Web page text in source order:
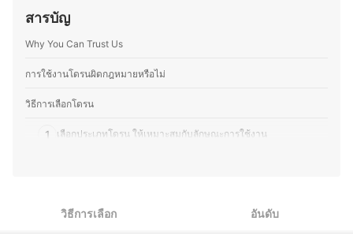
การใช้งานจริง และความคุ้มค่าของผลิตภัณฑ์อย่างเป็นระบบ
ด้อยของสินค้าเทคโนโลยีแต่ละประเภทได้อย่างชัดเจน ทำให้
ทั้งในแง่ของการเลือกซื้อ อัปเกรด และดูแลรักษา เพื่อให้ผู้อ่าน
อย่างคุ้มค่า
สารบัญ
Why You Can Trust Us
การใช้งานโดรนผิดกฎหมายหรือไม่
วิธีการเลือกโดรน
1 เลือกประเภทโดรน ให้เหมาะสมกับลักษณะการใช้งาน
4 ตรวจสอบคุณสมบัติของกล้อง เพื่อความคมชัดของภาพที่บันทึก
วิธีการเลือก อันดับ